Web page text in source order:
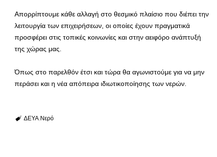
Απορρίπτουμε κάθε αλλαγή στο θεσμικό πλαίσιο που διέπει την
λειτουργία των επιχειρήσεων, οι οποίες έχουν πραγματικά
προσφέρει στις τοπικές κοινωνίες και στην αειφόρο ανάπτυξή
της χώρας μας.
Όπως στο παρελθόν έτσι και τώρα θα αγωνιστούμε για να μην
περάσει και η νέα απόπειρα ιδιωτικοποίησης των νερών.
ΔΕΥΑ Νερό